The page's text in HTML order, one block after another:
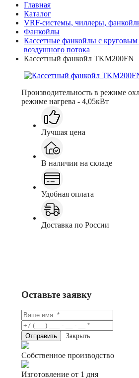
Главная
Каталог
VRF-системы, чиллеры,
Фанкойлы
Кассетные фанкойлы с круговым
воздушного потока
Кассетный фанкойл TKM200FN
Производительность в режиме
режиме нагрева - 4,05кВт
Лучшая цена
В наличии на складе
Удобная оплата
Доставка по России
Оставьте заявку
Закрыть
Собственное производство
Изготовление от 1 дня